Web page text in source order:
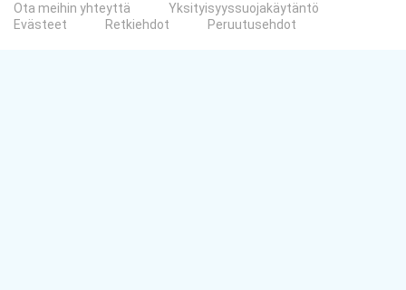
Ota meihin yhteyttä
Yksityisyyssuojakäytäntö
Evästeet
Retkiehdot Peruutusehdot